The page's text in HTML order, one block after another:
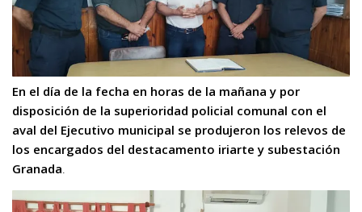
En el día de la fecha en horas de la mañana y por
disposición de la superioridad policial comunal con el
aval del Ejecutivo municipal se produjeron los relevos de
los encargados del destacamento iriarte y subestación
Granada.